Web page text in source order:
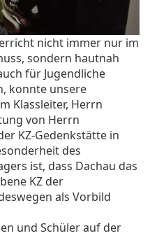
nicht immer nur im
sondern hautnah
für Jugendliche
konnte unsere
Klassleiter, Herrn
von Herrn
KZ-Gedenkstätte in
des
ist, dass Dachau das
KZ der
als Vorbild
und Schüler auf der